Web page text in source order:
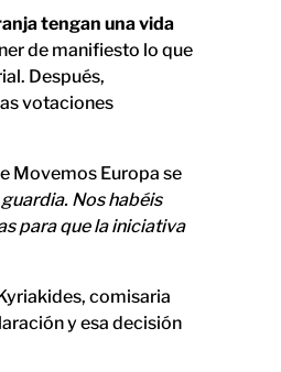
tengan una vida
de manifiesto lo que
Después,
votaciones
Movemos Europa se
Nos habéis
para que la iniciativa
comisaria
y esa decisión